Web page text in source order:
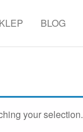
BLOG
your selection.